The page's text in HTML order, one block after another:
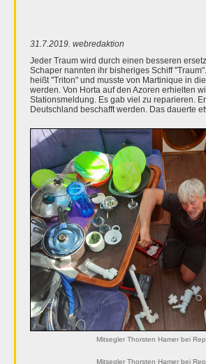
31.7.2019. webredaktion
Jeder Traum wird durch einen besseren
Schaper nannten ihr bisheriges Schiff
heißt "Triton" und musste von Martinique in
werden. Von Horta auf den Azoren erhielten
Stationsmeldung. Es gab viel zu reparieren.
Deutschland beschafft werden. Das dauerte
Mitsegler Thorsten Hamer bei
Mitsegler Thorsten Hamer bei